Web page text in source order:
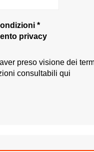
*
privacy
preso visione dei
consultabili qui